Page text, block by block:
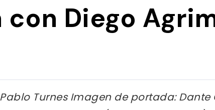
Diego
Turnes Imagen de portada: Dante